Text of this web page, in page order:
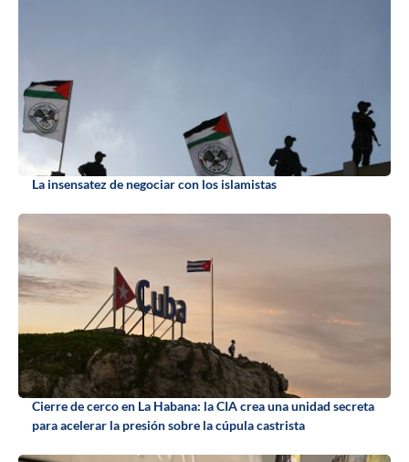
La insensatez de negociar con los islamistas
Cierre de cerco en La Habana: la CIA crea una unidad secreta
para acelerar la presión sobre la cúpula castrista